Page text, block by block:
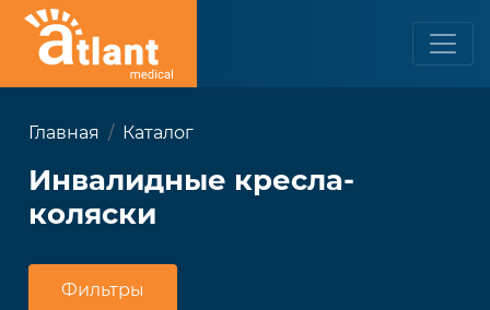
Главная Каталог
Инвалидные кресла-
коляски
Фильтры